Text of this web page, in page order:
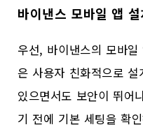
바이낸스 모바일 앱 설
우선, 바이낸스의 모바
은 사용자 친화적으로
있으면서도 보안이 뛰어
기 전에 기본 세팅을 확